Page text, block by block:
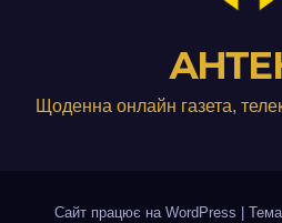
Щоденна онлайн газета,
Сайт працює на WordPress